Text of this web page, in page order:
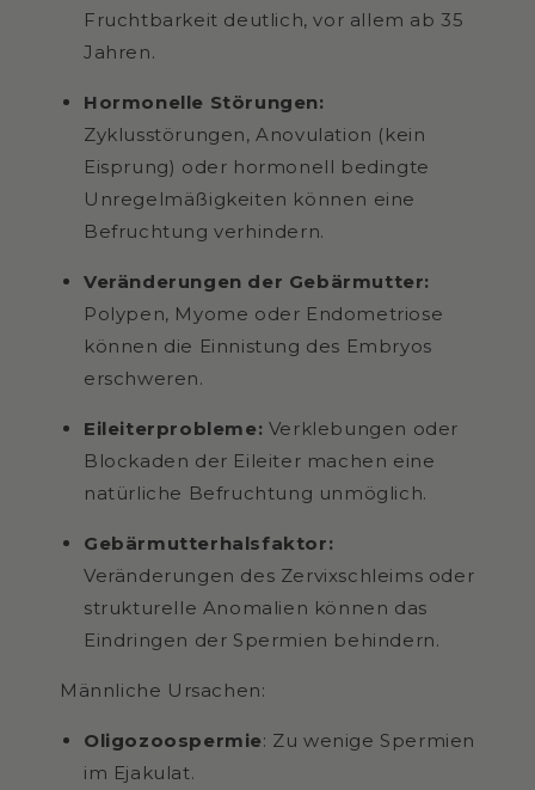
Fruchtbarkeit deutlich, vor allem ab 35
Jahren.
Hormonelle Störungen:
Zyklusstörungen, Anovulation (kein
Eisprung) oder hormonell bedingte
Unregelmäßigkeiten können eine
Befruchtung verhindern.
Veränderungen der Gebärmutter:
Polypen, Myome oder Endometriose
können die Einnistung des Embryos
erschweren.
Eileiterprobleme: Verklebungen oder
Blockaden der Eileiter machen eine
natürliche Befruchtung unmöglich.
Gebärmutterhalsfaktor:
Veränderungen des Zervixschleims oder
strukturelle Anomalien können das
Eindringen der Spermien behindern.
Männliche Ursachen:
Oligozoospermie: Zu wenige Spermien
im Ejakulat.